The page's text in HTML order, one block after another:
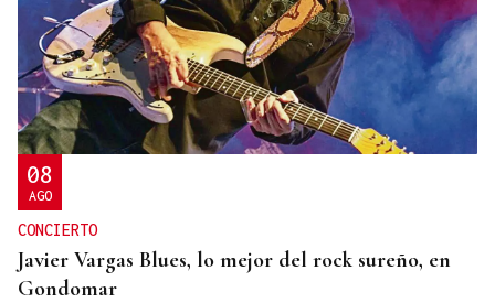
08
AGO
CONCIERTO
Javier Vargas Blues, lo mejor del rock sureño, en
Gondomar